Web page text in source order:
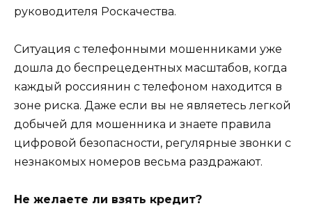
руководителя Роскачества.
Ситуация с телефонными мошенниками уже
дошла до беспрецедентных масштабов, когда
каждый россиянин с телефоном находится в
зоне риска. Даже если вы не являетесь легкой
добычей для мошенника и знаете правила
цифровой безопасности, регулярные звонки с
незнакомых номеров весьма раздражают.
Не желаете ли взять кредит?